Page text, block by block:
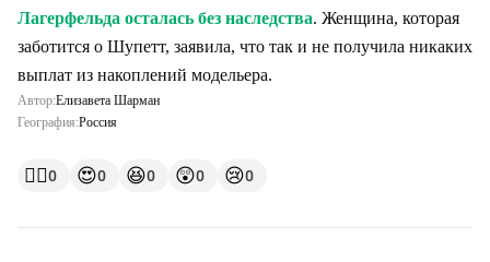
Лагерфельда осталась без наследства. Женщина, которая
заботится о Шупетт, заявила, что так и не получила никаких
выплат из накоплений модельера.
Автор:Елизавета Шарман
География:Россия
👍🏻0 😍0 😆0 😲0 😢0